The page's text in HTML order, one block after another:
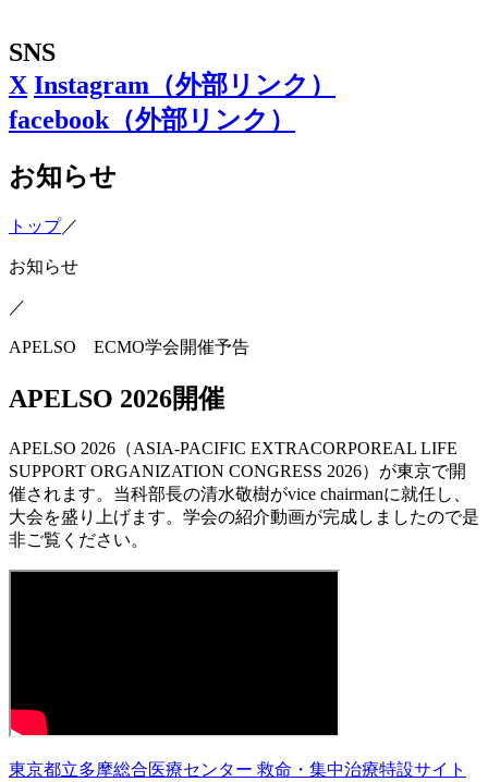
SNS
X Instagram （外部リンク）
facebook （外部リンク）
お知らせ
トップ／
お知らせ
／
APELSO ECMO学会開催予告
APELSO 2026開催
APELSO 2026（ASIA-PACIFIC EXTRACORPOREAL LIFE
SUPPORT ORGANIZATION CONGRESS 2026）が東京で開
催されます。当科部長の清水敬樹がvice chairmanに就任し、
大会を盛り上げます。学会の紹介動画が完成しましたので是
非ご覧ください。
東京都立多摩総合医療センター 救命・集中治療特設サイト